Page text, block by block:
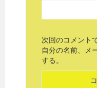
次回のコメント
自分の名前、メ
する。